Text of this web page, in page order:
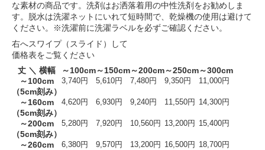
な素材の商品です。洗剤はお洒落着用の中性洗剤をお勧めしま
す。脱水は洗濯ネットにいれて短時間で、乾燥機の使用は避けて
ください。※洗濯前に洗濯ラベルを必ずご確認ください。
右へスワイプ（スライド）して
価格表をご覧ください
丈 ＼ 横幅
～100cm～150cm～200cm～250cm～300cm
～100cm
（5cm刻み）
3,740円 5,610円 7,480円 9,350円 11,000円
～160cm
（5cm刻み）
4,620円 6,930円 9,240円 11,550円 14,300円
～200cm
（5cm刻み）
5,280円 7,920円 10,560円 13,200円 15,400円
～260cm
6,380円 9,570円 13,200円 16,500円 18,700円